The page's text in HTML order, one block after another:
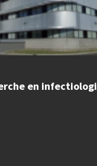
en